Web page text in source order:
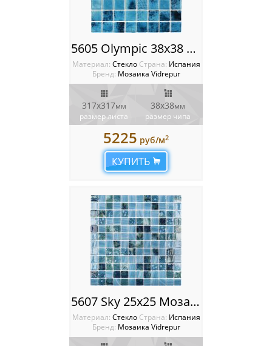
5605 Olympic 38x38 Мозаика Vidrepur Nature
Материал: Стекло Cтрана: Испания
Бренд: Мозаика Vidrepur
317х317мм
размер листа
38х38мм
размер чипа
5225 руб/м2
КУПИТЬ
5607 Sky 25x25 Мозаика Vidrepur Nature
Материал: Стекло Cтрана: Испания
Бренд: Мозаика Vidrepur